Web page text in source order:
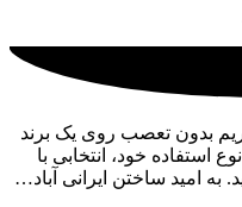
بدون تعصب روی یک برند
استفاده خود، انتخابی با
امید ساختن ایرانی آباد…